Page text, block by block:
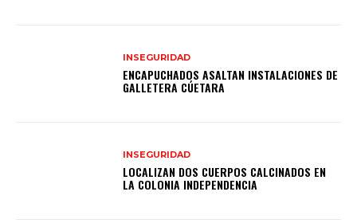
INSEGURIDAD
ENCAPUCHADOS ASALTAN INSTALACIONES DE
GALLETERA CÚETARA
INSEGURIDAD
LOCALIZAN DOS CUERPOS CALCINADOS EN
LA COLONIA INDEPENDENCIA